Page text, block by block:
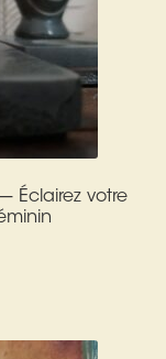
Éclairez votre